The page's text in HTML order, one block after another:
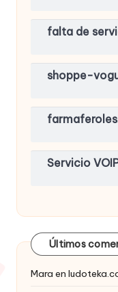
falta de
shoppe-
Servicio
Últimos
Mara en